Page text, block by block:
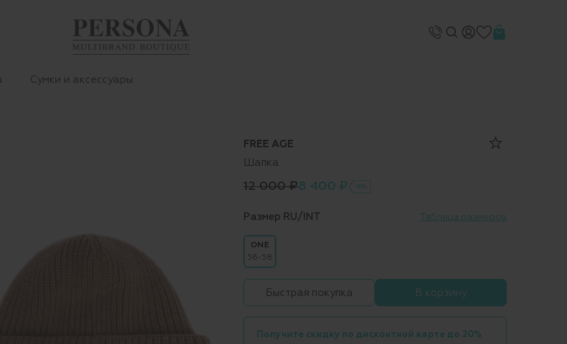
Сумки и аксессуары
FREE AGE
Шапка
12 000 ₽8 400 ₽ -30%
Размер RU/INT Таблица размеров
ONE
56-58
Быстрая покупка В корзину
Получите скидку по дисконтной карте до 20%